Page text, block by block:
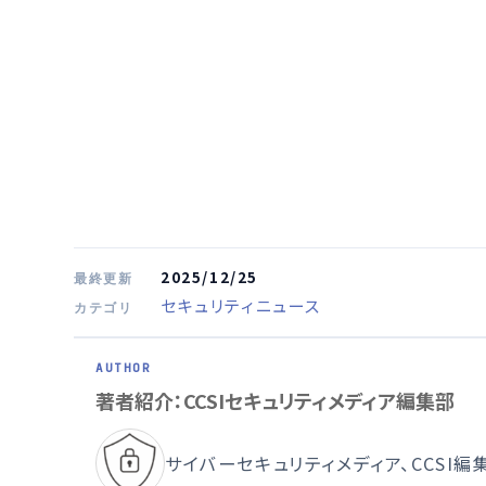
最終更新 2025/12/25
カテゴリ セキュリティニュース
著者紹介：CCSIセキュリティメディア編集部
サイバーセキュリティメディア、CCSI編